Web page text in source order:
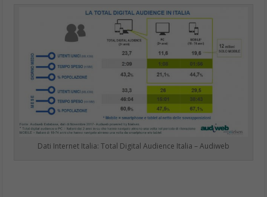
Dati Internet Italia: Total Digital Audience Italia – Audiweb